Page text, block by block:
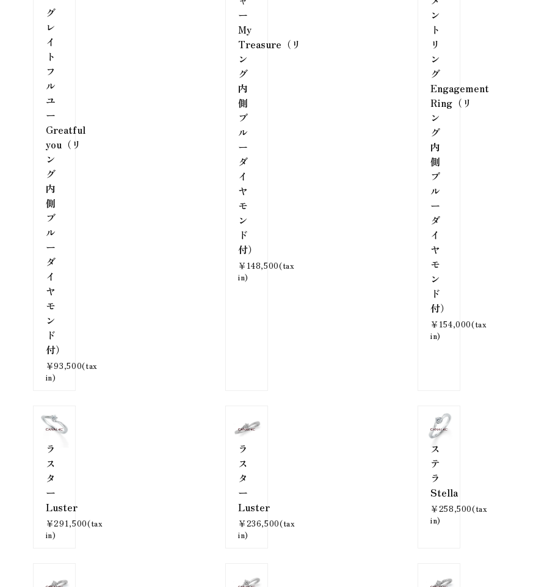
グ
レ
イ
ト
フ
ル
ユ
ー
Greatful
you（リ
ン
グ
内
側
ブ
ル
ー
ダ
イ
ヤ
モ
ン
ド
付）
￥93,500(tax
in)
ー
My
Treasure（リ
ン
グ
内
側
ブ
ル
ー
ダ
イ
ヤ
モ
ン
ド
付）
￥148,500(tax
in)
ン
ト
リ
ン
グ
Engagement
Ring（リ
ン
グ
内
側
ブ
ル
ー
ダ
イ
ヤ
モ
ン
ド
付）
￥154,000(tax
in)
ラ
ス
タ
ー
Luster
￥291,500(tax
in)
ラ
ス
タ
ー
Luster
￥236,500(tax
in)
ス
テ
ラ
Stella
￥258,500(tax
in)